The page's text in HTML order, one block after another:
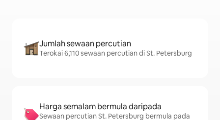
Jumlah sewaan percutian
Terokai 6,110 sewaan percutian di St. Petersburg
Harga semalam bermula daripada
Sewaan percutian St. Petersburg bermula pada